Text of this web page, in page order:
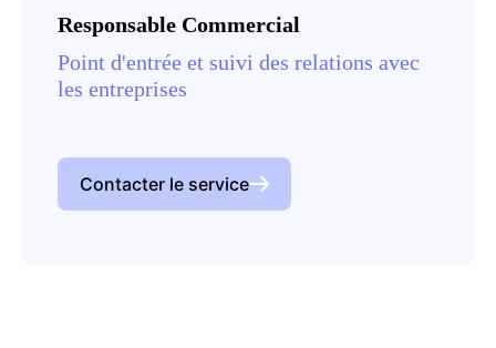
Responsable Commercial
Point d'entrée et suivi des relations avec
les entreprises
Contacter le service